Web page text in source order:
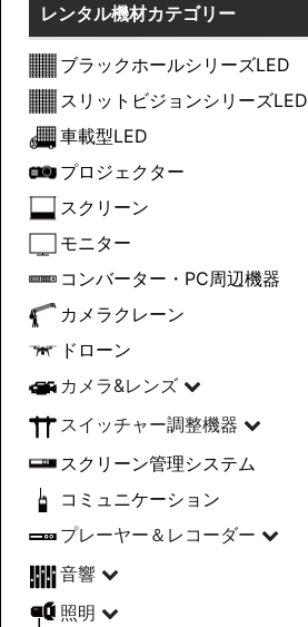
レンタル機材カテゴリー
ブラックホールシリーズLED
スリットビジョンシリーズLED
車載型LED
プロジェクター
スクリーン
モニター
コンバーター・PC周辺機器
カメラクレーン
ドローン
カメラ&レンズ
スイッチャー調整機器
スクリーン管理システム
コミュニケーション
プレーヤー＆レコーダー
音響
照明